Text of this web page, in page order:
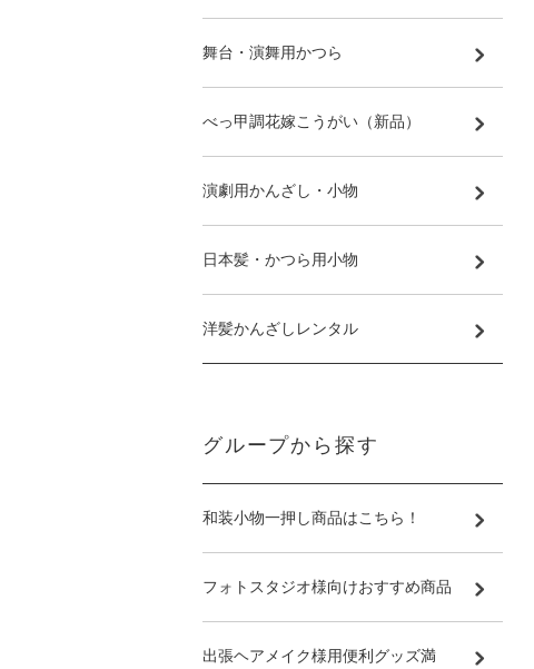
舞台・演舞用かつら
べっ甲調花嫁こうがい（新品）
演劇用かんざし・小物
日本髪・かつら用小物
洋髪かんざしレンタル
グループから探す
和装小物一押し商品はこちら！
フォトスタジオ様向けおすすめ商品
出張ヘアメイク様用便利グッズ満